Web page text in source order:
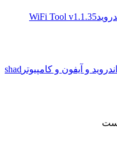
WiFi Tool v1.1.35
و آیفون و کامپیوتر shad